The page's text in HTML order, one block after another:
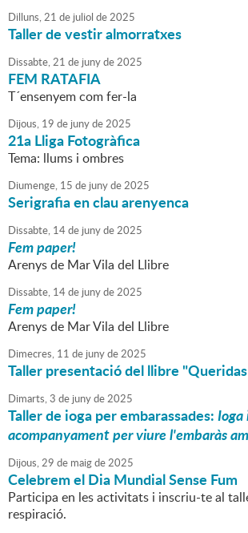
Dilluns,21 de juliol de2025
Taller de vestir almorratxes
Dissabte,21 de junyde2025
FEM RATAFIA
T´ensenyem com fer-la
Dijous, 19 de junyde2025
21a Lliga Fotogràfica
Tema: llums i ombres
Diumenge, 15 de junyde2025
Serigrafia en clau arenyenca
Dissabte, 14de junyde2025
Fem paper!
Arenys de Mar Vila del Llibre
Dissabte, 14de junyde2025
Fem paper!
Arenys de Mar Vila del Llibre
Dimecres, 11 de junyde2025
Taller presentació del llibre
Dimarts,3 de junyde2025
Taller de ioga per embarassades:Ioga
acompanyament per viure l'embaràs
Dijous,29 de maigde2025
Celebrem el Dia Mundial Sense Fum
Participa en les activitats i inscriu-te al
respiració.